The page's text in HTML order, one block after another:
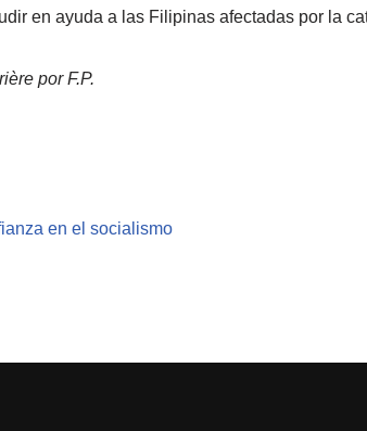
en ayuda a las Filipinas afectadas por la
por F.P.
en el socialismo